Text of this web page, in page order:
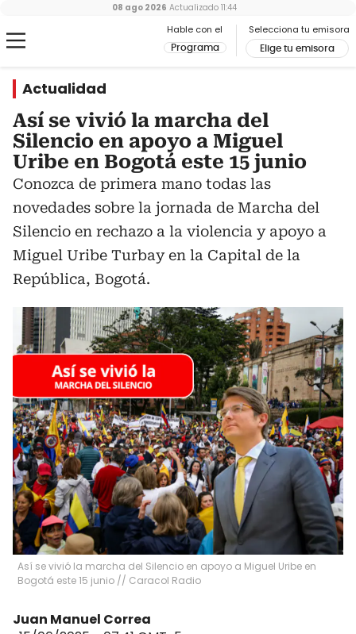
Hable con el
Programa
Selecciona tu emisora
Elige tu emisora
08 ago 2026 Actualizado 11:44
Actualidad
Así se vivió la marcha del
Silencio en apoyo a Miguel
Uribe en Bogotá este 15 junio
Conozca de primera mano todas las
novedades sobre la jornada de Marcha del
Silencio en rechazo a la violencia y apoyo a
Miguel Uribe Turbay en la Capital de la
República, Bogotá.
Así se vivió la marcha del Silencio en apoyo a Miguel Uribe en
Bogotá este 15 junio // Caracol Radio
Juan Manuel Correa